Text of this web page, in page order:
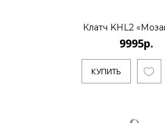
Клатч KHL2
9995р.
КУПИТЬ